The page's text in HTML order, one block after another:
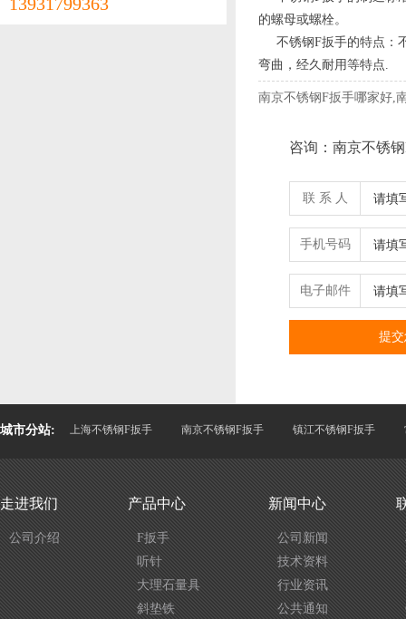
的螺母或螺栓。
不锈钢F扳手的特点：
弯曲，经久耐用等特点.
南京不锈钢F扳手哪家好,
咨询：南京不锈
联 系 人
手机号码
电子邮件
城市分站: 上海不锈钢F扳手 南京不锈钢F扳手 镇江不锈钢F扳手
走进我们
公司介绍
产品中心
F扳手
听针
大理石量具
斜垫铁
新闻中心
公司新闻
技术资料
行业资讯
公共通知